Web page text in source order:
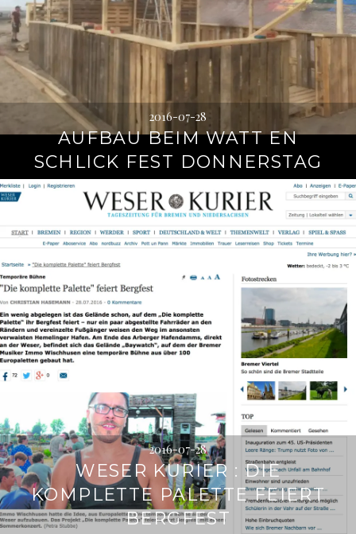
2016-07-28
AUFBAU BEIM WATT EN
SCHLICK FEST DONNERSTAG
2016-07-28
WESER KURIER : DIE
KOMPLETTE PALETTE FEIERT
BERGFEST